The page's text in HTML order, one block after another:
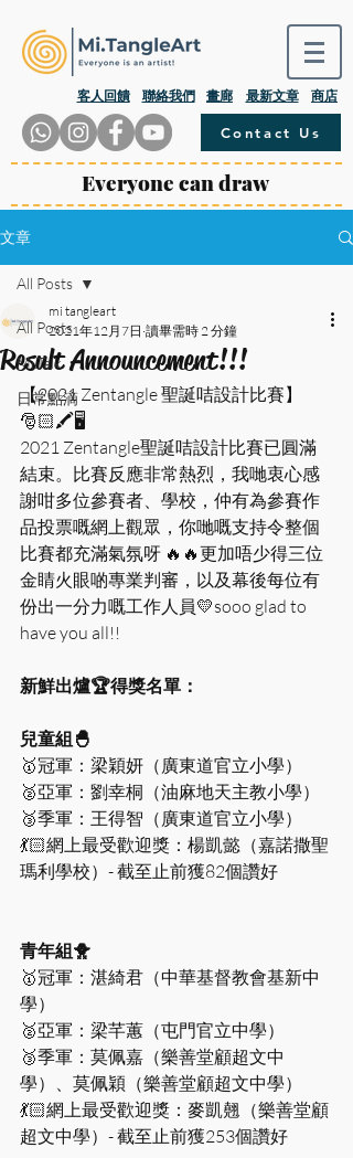
​客人回饋 畫廊
聯絡我們 最新文章 商店
Contact Us
Everyone can draw
文章
All Posts
Mi.Talk
日常點滴
All Posts
Result Announcement!!!
mi tangleart
2021年12月7日 讀畢需時 2 分鐘
【2021 Zentangle 聖誕咭設計比賽】
🎅🏻🖍🖥
2021 Zentangle聖誕咭設計比賽已圓滿
結束。比賽反應非常熱烈，我哋衷心感
謝咁多位參賽者、學校，仲有為參賽作
品投票嘅網上觀眾，你哋嘅支持令整個
比賽都充滿氣氛呀 🔥🔥更加唔少得三位
金睛火眼啲專業判審，以及幕後每位有
份出一分力嘅工作人員💛sooo glad to
have you all!!
新鮮出爐🏆得獎名單：
兒童組🐣
🥇冠軍：梁穎妍（廣東道官立小學）
🥈亞軍：劉幸桐（油麻地天主教小學）
🥉季軍：王得智（廣東道官立小學）
💃🏻網上最受歡迎獎：楊凱懿（嘉諾撒聖
瑪利學校）- 截至止前獲82個讚好
青年組🐥
🥇冠軍：湛綺君（中華基督教會基新中
學）
🥈亞軍：梁芊蕙（屯門官立中學）
🥉季軍：莫佩嘉（樂善堂顧超文中
學）、莫佩穎（樂善堂顧超文中學）
💃🏻網上最受歡迎獎：麥凱翹（樂善堂顧
超文中學）- 截至止前獲253個讚好